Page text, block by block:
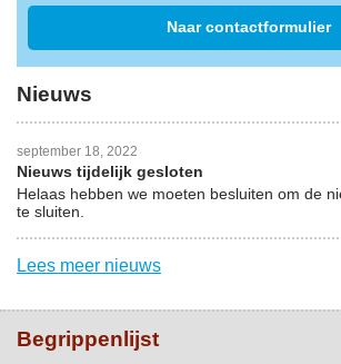
Naar contactformulier
Nieuws
september 18, 2022
Nieuws tijdelijk gesloten
Helaas hebben we moeten besluiten om de
te sluiten.
Lees meer nieuws
Begrippenlijst